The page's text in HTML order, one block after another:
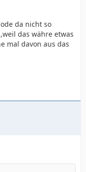
da nicht so
das währe etwas
mal davon aus das